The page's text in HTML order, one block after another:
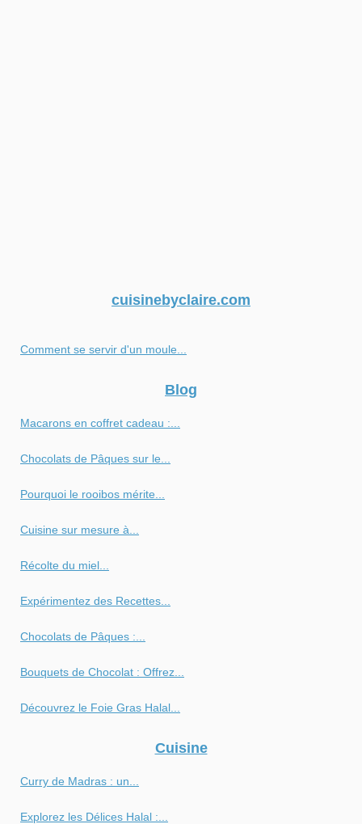
cuisinebyclaire.com
Comment se servir d'un moule...
Blog
Macarons en coffret cadeau :...
Chocolats de Pâques sur le...
Pourquoi le rooibos mérite...
Cuisine sur mesure à...
Récolte du miel...
Expérimentez des Recettes...
Chocolats de Pâques :...
Bouquets de Chocolat : Offrez...
Découvrez le Foie Gras Halal...
Cuisine
Curry de Madras : un...
Explorez les Délices Halal :...